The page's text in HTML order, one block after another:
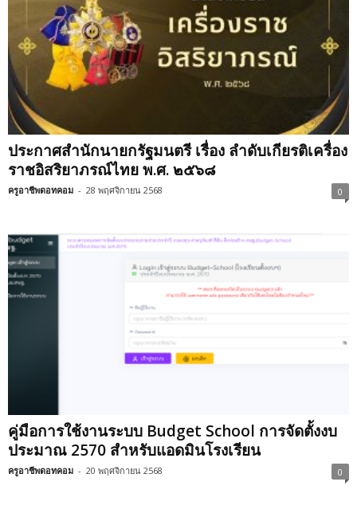
ประกาศสำนักนายกรัฐมนตรี เรื่อง ลำดับเกียรติเครื่อง
ราชอิสริยาภรณ์ไทย พ.ศ. ๒๕๖๘
ครูอาชีพดอทคอม - 28 พฤศจิกายน 2568 0
คู่มือการใช้งานระบบ Budget School การจัดตั้งงบ
ประมาณ 2570 สำหรับแอดมินโรงเรียน
ครูอาชีพดอทคอม - 20 พฤศจิกายน 2568 0